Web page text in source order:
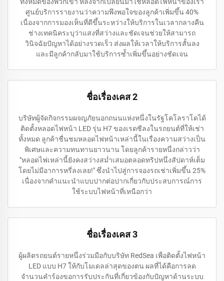
ศูนย์บริการรายงานว่าความพึงพอใจของลูกค้าเพิ่มขึ้น 40%
เนื่องจากการมองเห็นที่ดีขึ้นระหว่างให้บริการในเวลากลางคืน
ช่างเทคนิคระบุว่าแสงที่สว่างและชัดเจนช่วยให้สามารถ
วินิจฉัยปัญหาได้อย่างรวดเร็ว ส่งผลให้เวลาให้บริการสั้นลง
และมีลูกค้ากลับมาใช้บริการซ้ำเพิ่มขึ้นอย่างชัดเจน
ชื่อเรื่องเคส 2
บริษัทผู้จัดกิจกรรมผจญภัยนอกถนนแห่งหนึ่งในรัฐโคโลราโดได้
ติดตั้งหลอดไฟหน้า LED รุ่น H7 ของเรดซีลงในรถยนต์ที่ให้เช่า
ทั้งหมด ลูกค้าชื่นชมหลอดไฟหน้าเหล่านี้ในเรื่องความสว่างเป็น
พิเศษและความทนทานยาวนาน โดยลูกค้ารายหนึ่งกล่าวว่า
"หลอดไฟเหล่านี้ยังคงสว่างสม่ำเสมอตลอดทริปหนึ่งสัปดาห์เต็ม
โดยไม่มีอาการหรี่ลงเลย!" ซึ่งนำไปสู่การจองรถเช่าเพิ่มขึ้น 25%
เนื่องจากคำแนะนำแบบปากต่อปากเกี่ยวกับประสบการณ์การ
ใช้ระบบไฟหน้าที่เหนือกว่า
ชื่อเรื่องเคส 3
ผู้ผลิตรถยนต์รายหนึ่งร่วมมือกับบริษัท RedSea เพื่อติดตั้งไฟหน้า
LED แบบ H7 ให้กับโมเดลล่าสุดของตน ผลที่ได้คือการลด
จำนวนคำร้องขอการรับประกันที่เกี่ยวข้องกับปัญหาด้านระบบ